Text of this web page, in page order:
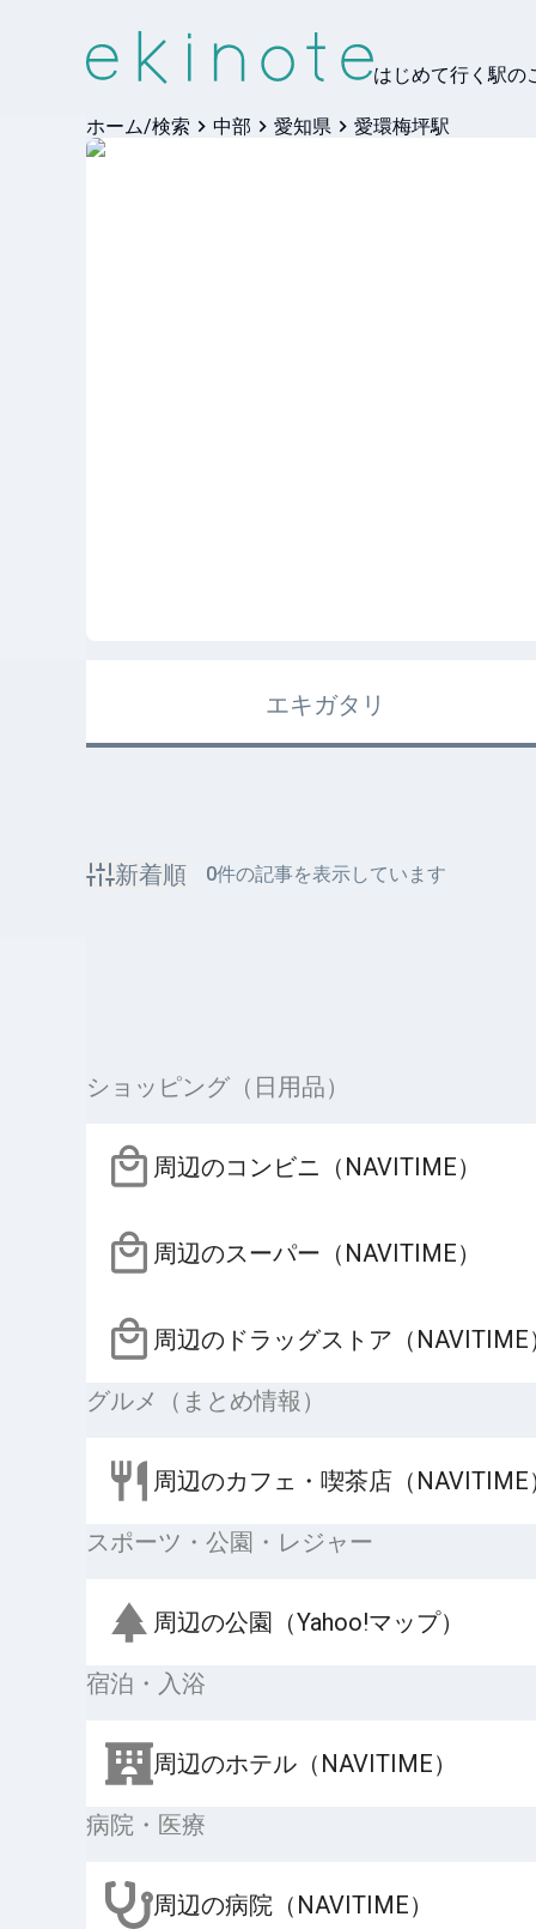
はじめて行く駅の
ホーム/検索 中部 愛知県 愛環梅坪駅
エキガタリ
新着順 0件の記事を表示しています
ショッピング（日用品）
周辺のコンビニ（NAVITIME）
周辺のスーパー（NAVITIME）
周辺のドラッグストア（NAVITIME
グルメ（まとめ情報）
周辺のカフェ・喫茶店（NAVITIME
スポーツ・公園・レジャー
周辺の公園（Yahoo!マップ）
宿泊・入浴
周辺のホテル（NAVITIME）
病院・医療
周辺の病院（NAVITIME）